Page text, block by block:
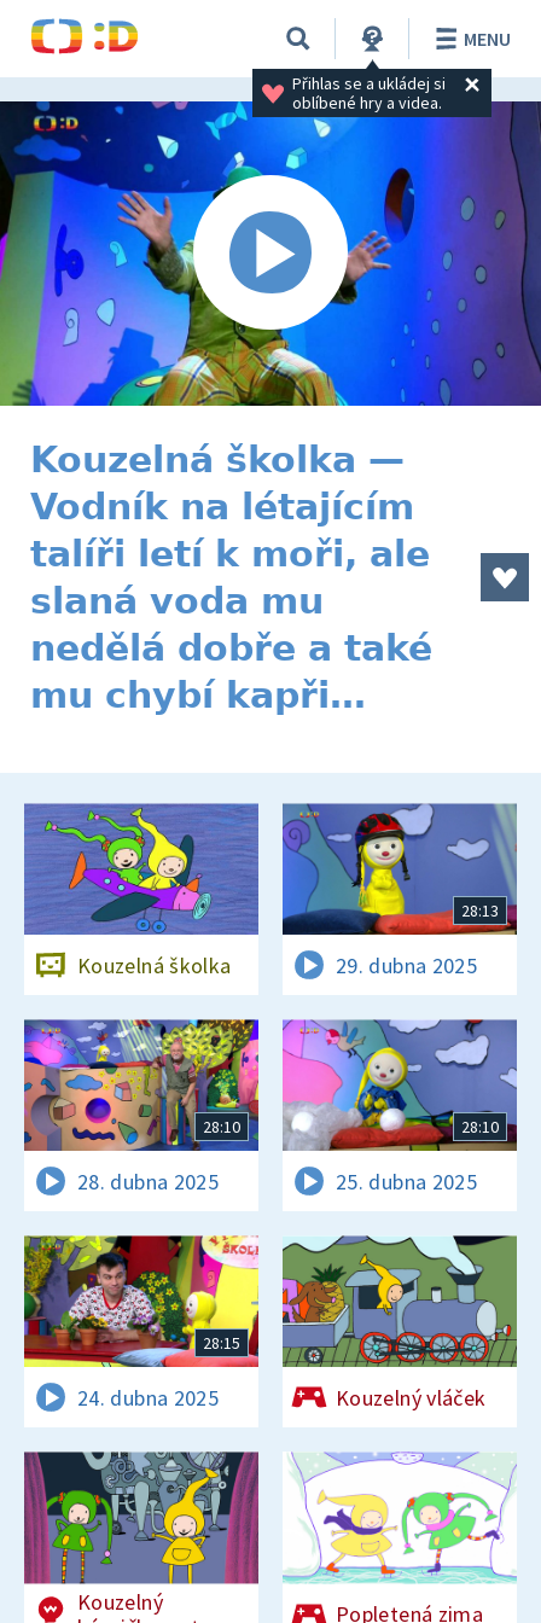
Přihlas se a ukládej si
oblíbené hry a videa.
MENU
Kouzelná školka —
Vodník na létajícím
talíři letí k moři, ale
slaná voda mu
nedělá dobře a také
mu chybí kapři…
Kouzelná školka
28:13
29. dubna 2025
28:10
28. dubna 2025
28:10
25. dubna 2025
28:15
24. dubna 2025 Kouzelný vláček
Kouzelný
Popletená zima